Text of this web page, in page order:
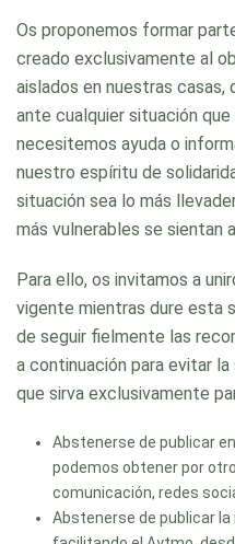
Os proponemos formar
creado exclusivamente al
aislados en nuestras casas,
ante cualquier situación que
necesitemos ayuda o
nuestro espíritu de
situación sea lo más
más vulnerables se sientan
Para ello, os invitamos a
vigente mientras dure esta
de seguir fielmente las
a continuación para evitar
que sirva exclusivamente
Abstenerse de publicar
podemos obtener por
comunicación, redes
Abstenerse de publicar